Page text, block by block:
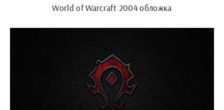
World of Warcraft 2004 обложка